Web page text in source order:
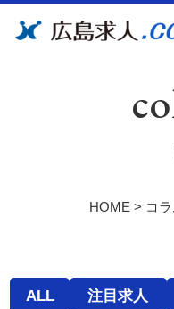
HOME> コ
ALL 注目求人